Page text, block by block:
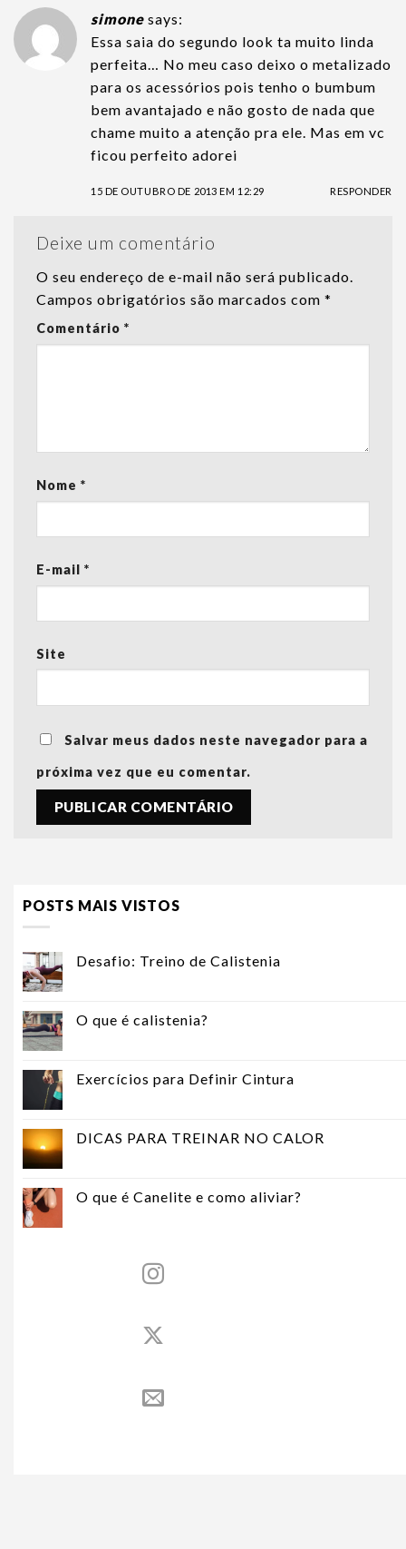
simone says:
Essa saia do segundo look ta muito linda
perfeita… No meu caso deixo o metalizado
para os acessórios pois tenho o bumbum
bem avantajado e não gosto de nada que
chame muito a atenção pra ele. Mas em vc
ficou perfeito adorei
15 DE OUTUBRO DE 2013 EM 12:29 RESPONDER
Deixe um comentário
O seu endereço de e-mail não será publicado.
Campos obrigatórios são marcados com *
Comentário *
Nome *
E-mail *
Site
Salvar meus dados neste navegador para a
próxima vez que eu comentar.
POSTS MAIS VISTOS
Desafio: Treino de Calistenia
O que é calistenia?
Exercícios para Definir Cintura
DICAS PARA TREINAR NO CALOR
O que é Canelite e como aliviar?